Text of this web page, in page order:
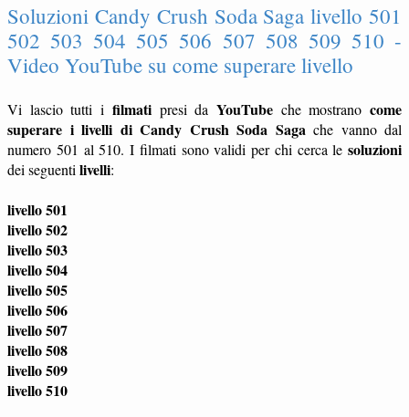
Soluzioni Candy Crush Soda Saga livello 501
502 503 504 505 506 507 508 509 510 -
Video YouTube su come superare livello
Vi lascio tutti i filmatipresi da YouTubeche mostranocome
superare i livelli di Candy Crush Soda Saga che vanno dal
numero 501 al 510. I filmati sono validi per chi cerca le soluzioni
dei seguenti livelli:
livello 501
livello 502
livello 503
livello 504
livello 505
livello 506
livello 507
livello 508
livello 509
livello 510